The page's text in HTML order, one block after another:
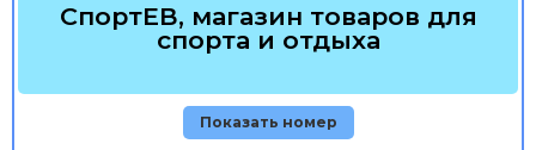
СпортЕВ, магазин товаров для
спорта и отдыха
Показать номер